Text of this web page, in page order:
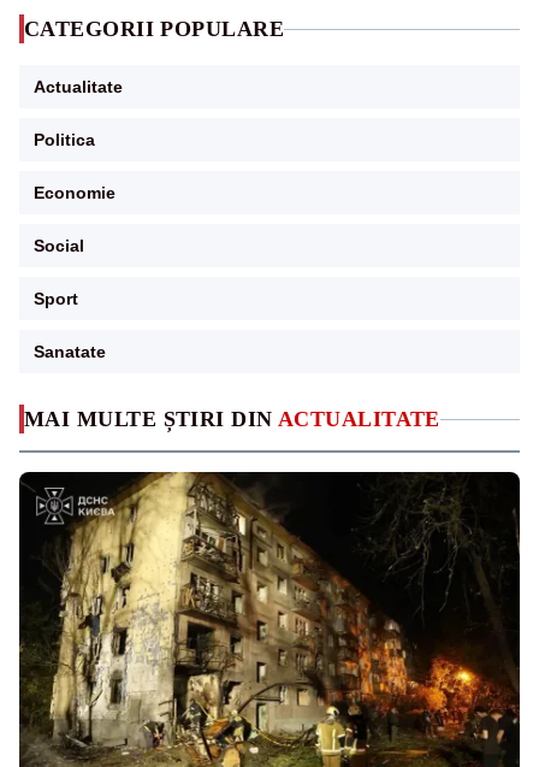
MAI MULTE ȘTIRI DIN ACTUALITATE
CATEGORII POPULARE
Actualitate
Politica
Economie
Social
Sport
Sanatate